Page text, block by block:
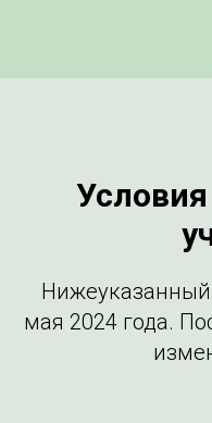
Нижеуказанный
мая 2024 года.